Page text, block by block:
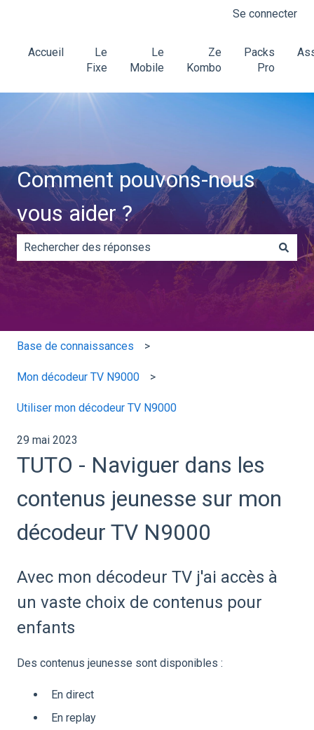
Se connecter
Accueil
Le
Fixe
Le
Mobile
Ze
Kombo
Packs
Pro
Comment pouvons-nous
vous aider ?
Il n'y a aucune suggestion car le champ de recherche
Base de connaissances
Mon décodeur TV N9000
Utiliser mon décodeur TV N9000
29 mai 2023
TUTO - Naviguer dans les
contenus jeunesse sur mon
décodeur TV N9000
Avec mon décodeur TV j'ai accès à
un vaste choix de contenus pour
enfants
Des contenus jeunesse sont disponibles :
En direct
En replay